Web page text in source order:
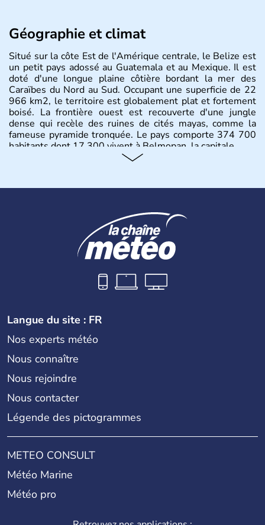
Géographie et climat
Situé sur la côte Est de l'Amérique centrale, le Belize est
un petit pays adossé au Guatemala et au Mexique. Il est
doté d'une longue plaine côtière bordant la mer des
Caraïbes du Nord au Sud. Occupant une superficie de 22
966 km2, le territoire est globalement plat et fortement
boisé. La frontière ouest est recouverte d'une jungle
dense qui recèle des ruines de cités mayas, comme la
fameuse pyramide tronquée. Le pays comporte 374 700
habitants dont 17 300 vivent à Belmopan, la capitale.
Bélize est un pays d'Amérique centrale ayant pour
et fait désormais partie du Commonwealth. La langue
officielle y est donc l'anglais même si une grande majorité
de la population parle espagnol ainsi que kriol, créole
Langue du site : FR
Nos experts météo
Nous connaître
Nous rejoindre
Nous contacter
Légende des pictogrammes
METEO CONSULT
Météo Marine
Météo pro